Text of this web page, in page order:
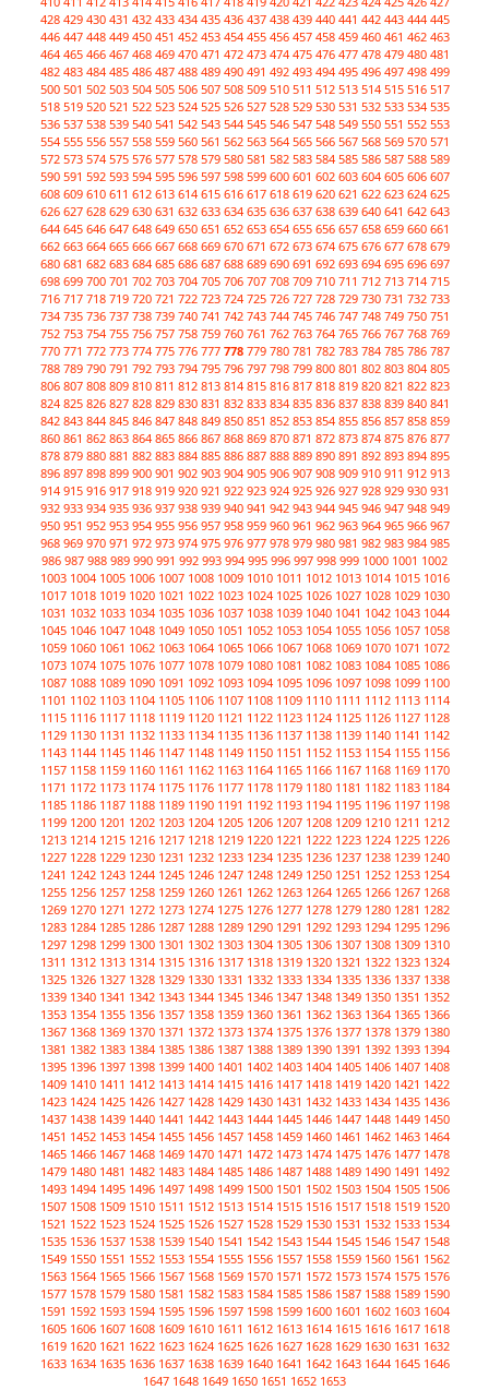
428 429 430 431 432 433 434 435 436 437 438 439 440 441 442 443 444 445
446 447 448 449 450 451 452 453 454 455 456 457 458 459 460 461 462 463
464 465 466 467 468 469 470 471 472 473 474 475 476 477 478 479 480 481
482 483 484 485 486 487 488 489 490 491 492 493 494 495 496 497 498 499
500 501 502 503 504 505 506 507 508 509 510 511 512 513 514 515 516 517
518 519 520 521 522 523 524 525 526 527 528 529 530 531 532 533 534 535
536 537 538 539 540 541 542 543 544 545 546 547 548 549 550 551 552 553
554 555 556 557 558 559 560 561 562 563 564 565 566 567 568 569 570 571
572 573 574 575 576 577 578 579 580 581 582 583 584 585 586 587 588 589
590 591 592 593 594 595 596 597 598 599 600 601 602 603 604 605 606 607
608 609 610 611 612 613 614 615 616 617 618 619 620 621 622 623 624 625
626 627 628 629 630 631 632 633 634 635 636 637 638 639 640 641 642 643
644 645 646 647 648 649 650 651 652 653 654 655 656 657 658 659 660 661
662 663 664 665 666 667 668 669 670 671 672 673 674 675 676 677 678 679
680 681 682 683 684 685 686 687 688 689 690 691 692 693 694 695 696 697
698 699 700 701 702 703 704 705 706 707 708 709 710 711 712 713 714 715
716 717 718 719 720 721 722 723 724 725 726 727 728 729 730 731 732 733
734 735 736 737 738 739 740 741 742 743 744 745 746 747 748 749 750 751
752 753 754 755 756 757 758 759 760 761 762 763 764 765 766 767 768 769
770 771 772 773 774 775 776 777 778 779 780 781 782 783 784 785 786 787
788 789 790 791 792 793 794 795 796 797 798 799 800 801 802 803 804 805
806 807 808 809 810 811 812 813 814 815 816 817 818 819 820 821 822 823
824 825 826 827 828 829 830 831 832 833 834 835 836 837 838 839 840 841
842 843 844 845 846 847 848 849 850 851 852 853 854 855 856 857 858 859
860 861 862 863 864 865 866 867 868 869 870 871 872 873 874 875 876 877
878 879 880 881 882 883 884 885 886 887 888 889 890 891 892 893 894 895
896 897 898 899 900 901 902 903 904 905 906 907 908 909 910 911 912 913
914 915 916 917 918 919 920 921 922 923 924 925 926 927 928 929 930 931
932 933 934 935 936 937 938 939 940 941 942 943 944 945 946 947 948 949
950 951 952 953 954 955 956 957 958 959 960 961 962 963 964 965 966 967
968 969 970 971 972 973 974 975 976 977 978 979 980 981 982 983 984 985
986 987 988 989 990 991 992 993 994 995 996 997 998 999 1000 1001 1002
1003 1004 1005 1006 1007 1008 1009 1010 1011 1012 1013 1014 1015 1016
1017 1018 1019 1020 1021 1022 1023 1024 1025 1026 1027 1028 1029 1030
1031 1032 1033 1034 1035 1036 1037 1038 1039 1040 1041 1042 1043 1044
1045 1046 1047 1048 1049 1050 1051 1052 1053 1054 1055 1056 1057 1058
1059 1060 1061 1062 1063 1064 1065 1066 1067 1068 1069 1070 1071 1072
1073 1074 1075 1076 1077 1078 1079 1080 1081 1082 1083 1084 1085 1086
1087 1088 1089 1090 1091 1092 1093 1094 1095 1096 1097 1098 1099 1100
1101 1102 1103 1104 1105 1106 1107 1108 1109 1110 1111 1112 1113 1114
1115 1116 1117 1118 1119 1120 1121 1122 1123 1124 1125 1126 1127 1128
1129 1130 1131 1132 1133 1134 1135 1136 1137 1138 1139 1140 1141 1142
1143 1144 1145 1146 1147 1148 1149 1150 1151 1152 1153 1154 1155 1156
1157 1158 1159 1160 1161 1162 1163 1164 1165 1166 1167 1168 1169 1170
1171 1172 1173 1174 1175 1176 1177 1178 1179 1180 1181 1182 1183 1184
1185 1186 1187 1188 1189 1190 1191 1192 1193 1194 1195 1196 1197 1198
1199 1200 1201 1202 1203 1204 1205 1206 1207 1208 1209 1210 1211 1212
1213 1214 1215 1216 1217 1218 1219 1220 1221 1222 1223 1224 1225 1226
1227 1228 1229 1230 1231 1232 1233 1234 1235 1236 1237 1238 1239 1240
1241 1242 1243 1244 1245 1246 1247 1248 1249 1250 1251 1252 1253 1254
1255 1256 1257 1258 1259 1260 1261 1262 1263 1264 1265 1266 1267 1268
1269 1270 1271 1272 1273 1274 1275 1276 1277 1278 1279 1280 1281 1282
1283 1284 1285 1286 1287 1288 1289 1290 1291 1292 1293 1294 1295 1296
1297 1298 1299 1300 1301 1302 1303 1304 1305 1306 1307 1308 1309 1310
1311 1312 1313 1314 1315 1316 1317 1318 1319 1320 1321 1322 1323 1324
1325 1326 1327 1328 1329 1330 1331 1332 1333 1334 1335 1336 1337 1338
1339 1340 1341 1342 1343 1344 1345 1346 1347 1348 1349 1350 1351 1352
1353 1354 1355 1356 1357 1358 1359 1360 1361 1362 1363 1364 1365 1366
1367 1368 1369 1370 1371 1372 1373 1374 1375 1376 1377 1378 1379 1380
1381 1382 1383 1384 1385 1386 1387 1388 1389 1390 1391 1392 1393 1394
1395 1396 1397 1398 1399 1400 1401 1402 1403 1404 1405 1406 1407 1408
1409 1410 1411 1412 1413 1414 1415 1416 1417 1418 1419 1420 1421 1422
1423 1424 1425 1426 1427 1428 1429 1430 1431 1432 1433 1434 1435 1436
1437 1438 1439 1440 1441 1442 1443 1444 1445 1446 1447 1448 1449 1450
1451 1452 1453 1454 1455 1456 1457 1458 1459 1460 1461 1462 1463 1464
1465 1466 1467 1468 1469 1470 1471 1472 1473 1474 1475 1476 1477 1478
1479 1480 1481 1482 1483 1484 1485 1486 1487 1488 1489 1490 1491 1492
1493 1494 1495 1496 1497 1498 1499 1500 1501 1502 1503 1504 1505 1506
1507 1508 1509 1510 1511 1512 1513 1514 1515 1516 1517 1518 1519 1520
1521 1522 1523 1524 1525 1526 1527 1528 1529 1530 1531 1532 1533 1534
1535 1536 1537 1538 1539 1540 1541 1542 1543 1544 1545 1546 1547 1548
1549 1550 1551 1552 1553 1554 1555 1556 1557 1558 1559 1560 1561 1562
1563 1564 1565 1566 1567 1568 1569 1570 1571 1572 1573 1574 1575 1576
1577 1578 1579 1580 1581 1582 1583 1584 1585 1586 1587 1588 1589 1590
1591 1592 1593 1594 1595 1596 1597 1598 1599 1600 1601 1602 1603 1604
1605 1606 1607 1608 1609 1610 1611 1612 1613 1614 1615 1616 1617 1618
1619 1620 1621 1622 1623 1624 1625 1626 1627 1628 1629 1630 1631 1632
1633 1634 1635 1636 1637 1638 1639 1640 1641 1642 1643 1644 1645 1646
1647 1648 1649 1650 1651 1652 1653